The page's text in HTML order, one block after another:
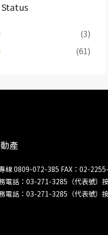
(3)
(61)
產
線 0809-072-385 FAX：02-
電話：03-271-3285（代表號）
電話：03-271-3285（代表號